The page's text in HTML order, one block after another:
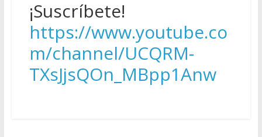
¡Suscríbete!
https://www.youtube.co
m/channel/UCQRM-
TXsJjsQOn_MBpp1Anw